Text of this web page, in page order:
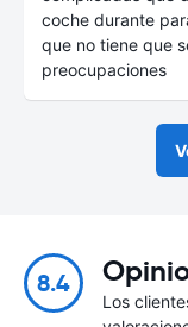
coche durante
que no tiene que
preocupaciones
8.4
Los